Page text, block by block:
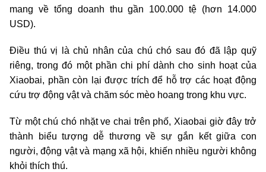
mang về tổng doanh thu gần 100.000 tệ (hơn 14.000
USD).
Điều thú vị là chủ nhân của chú chó sau đó đã lập quỹ
riêng, trong đó một phần chi phí dành cho sinh hoạt của
Xiaobai, phần còn lại được trích để hỗ trợ các hoạt động
cứu trợ động vật và chăm sóc mèo hoang trong khu vực.
Từ một chú chó nhặt ve chai trên phố, Xiaobai giờ đây trở
thành biểu tượng dễ thương về sự gắn kết giữa con
người, động vật và mạng xã hội, khiến nhiều người không
khỏi thích thú.